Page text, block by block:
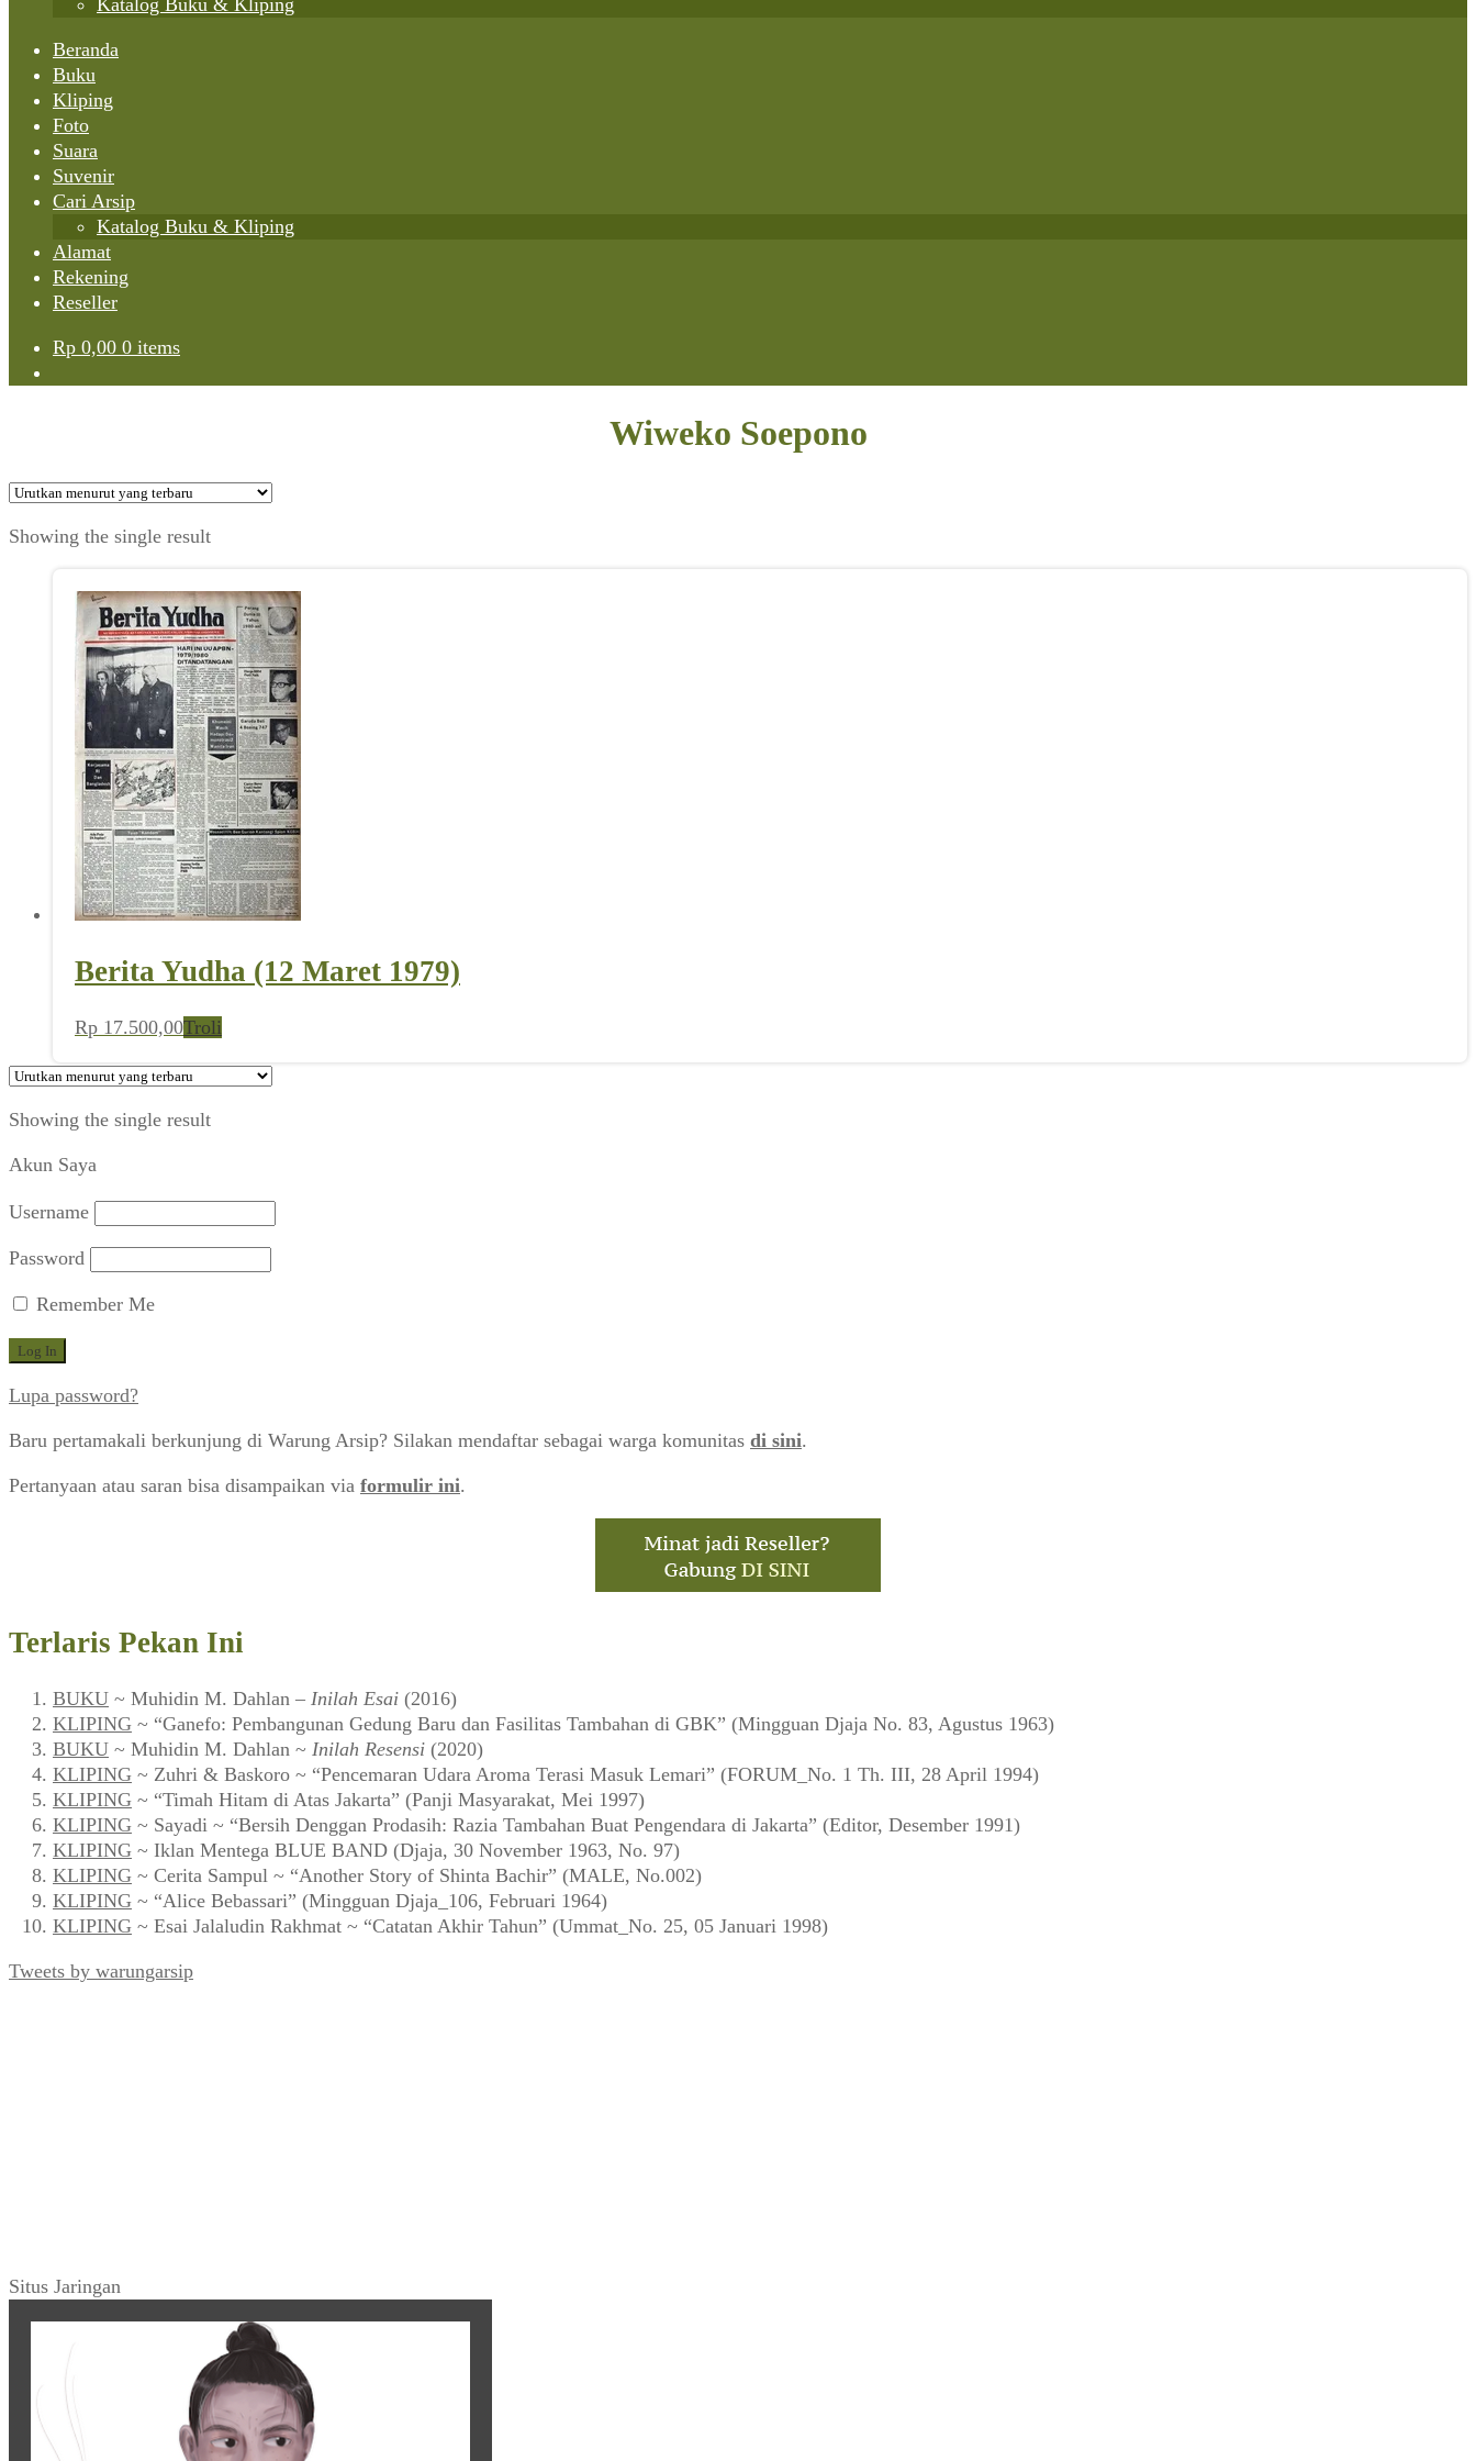
Katalog Buku & Kliping
Beranda
Buku
Kliping
Foto
Suara
Suvenir
Cari Arsip
Katalog Buku & Kliping
Alamat
Rekening
Reseller
Rp 0,00 0 items
Wiweko Soepono
Showing the single result
Berita Yudha (12 Maret 1979)
Rp 17.500,00Troli
Showing the single result
Akun Saya
Username
Password
Remember Me
Lupa password?
Baru pertamakali berkunjung di Warung Arsip? Silakan mendaftar sebagai warga komunitas di sini.
Pertanyaan atau saran bisa disampaikan via formulir ini.
Terlaris Pekan Ini
BUKU ~ Muhidin M. Dahlan – Inilah Esai (2016)
KLIPING ~ “Ganefo: Pembangunan Gedung Baru dan Fasilitas Tambahan di GBK” (Mingguan Djaja No. 83, Agustus 1963)
BUKU ~ Muhidin M. Dahlan ~ Inilah Resensi (2020)
KLIPING ~ Zuhri & Baskoro ~ “Pencemaran Udara Aroma Terasi Masuk Lemari” (FORUM_No. 1 Th. III, 28 April 1994)
KLIPING ~ “Timah Hitam di Atas Jakarta” (Panji Masyarakat, Mei 1997)
KLIPING ~ Sayadi ~ “Bersih Denggan Prodasih: Razia Tambahan Buat Pengendara di Jakarta” (Editor, Desember 1991)
KLIPING ~ Iklan Mentega BLUE BAND (Djaja, 30 November 1963, No. 97)
KLIPING ~ Cerita Sampul ~ “Another Story of Shinta Bachir” (MALE, No.002)
KLIPING ~ “Alice Bebassari” (Mingguan Djaja_106, Februari 1964)
KLIPING ~ Esai Jalaludin Rakhmat ~ “Catatan Akhir Tahun” (Ummat_No. 25, 05 Januari 1998)
Tweets by warungarsip
Situs Jaringan